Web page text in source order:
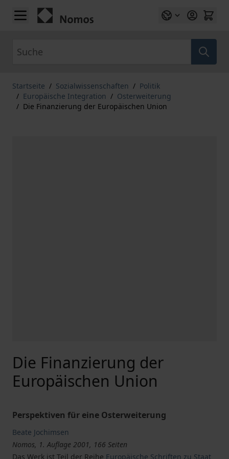
Zum Inhalt springen
Startseite / Sozialwissenschaften / Politik
/ Europäische Integration / Osterweiterung
/ Die Finanzierung der Europäischen Union
Die Finanzierung der
Europäischen Union
Perspektiven für eine Osterweiterung
Beate Jochimsen
Nomos, 1. Auflage 2001, 166 Seiten
Das Werk ist Teil der Reihe Europäische Schriften zu Staat